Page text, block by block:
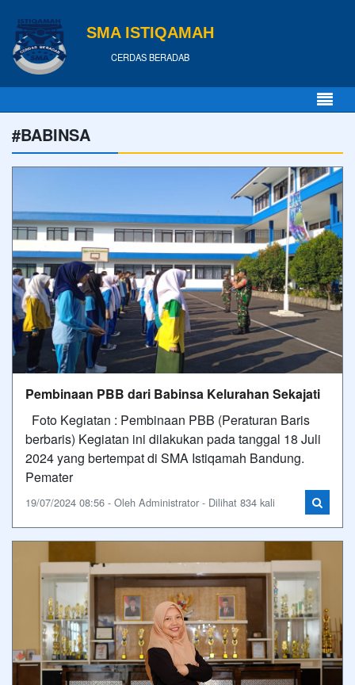
SMA ISTIQAMAH
CERDAS BERADAB
#BABINSA
Pembinaan PBB dari Babinsa Kelurahan Sekajati
Foto Kegiatan : Pembinaan PBB (Peraturan Baris
berbaris) Kegiatan ini dilakukan pada tanggal 18 Juli
2024 yang bertempat di SMA Istiqamah Bandung.
Pemater
19/07/2024 08:56 - Oleh Administrator - Dilihat 834 kali